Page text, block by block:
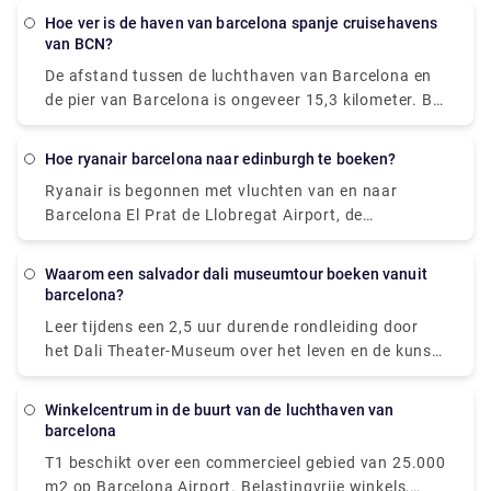
naar Alcudia, dat op slechts 55 mijl van Palma ligt
en aan de andere kant van het eiland ligt (6 uur). En
vergeet niet om de juwelen van Mallorca te bekijken:
stranden, bergen en cultuur voordat je op reis gaat.
dit historische klooster, dat niet ver van de stad ligt.
voelen, en je zult een paar geweldige uren genieten
van deze retraite met onze ervaren gids en je eigen
andere hieronder genoemde sites voor een volledig
meeslepende ervaring.
Hoe ver is de haven van barcelona spanje cruisehavens
van BCN?
De afstand tussen de luchthaven van Barcelona en
de pier van Barcelona is ongeveer 15,3 kilometer. Bij
een overstap duurt dit ongeveer twintig minuten.
handigste methode om van en naar de luchthaven
naar uw schip te gaan. Bezoek Rydeu vandaag nog
om een transfer te boeken voor een gemakkelijke en
comfortabele reis!
Hoe ryanair barcelona naar edinburgh te boeken?
Ryanair is begonnen met vluchten van en naar
Barcelona El Prat de Llobregat Airport, de
belangrijkste luchthaven van de stad. Ryan Air
Waarom een salvador dali museumtour boeken vanuit
barcelona?
Leer tijdens een 2,5 uur durende rondleiding door
het Dali Theater-Museum over het leven en de kunst
van de beroemdste surrealistische schilder van
gids de betekenis van zijn schilderijen aan de muren
de kunstenaar, uitlegt, kun je ze bewonderen. Verken
winkelcentrum in de buurt van de luchthaven van
barcelona
T1 beschikt over een commercieel gebied van 25.000
m2 op Barcelona Airport. Belastingvrije winkels,